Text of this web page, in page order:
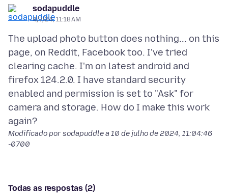
sodapuddle
4/7/24, 11:18 AM
The upload photo button does nothing... on this
page, on Reddit, Facebook too. I've tried
clearing cache. I'm on latest android and
firefox 124.2.0. I have standard security
enabled and permission is set to "Ask" for
camera and storage. How do I make this work
Modificado por sodapuddle a 10 de julho de 2024, 11:04:46
-0700
Todas as respostas (2)